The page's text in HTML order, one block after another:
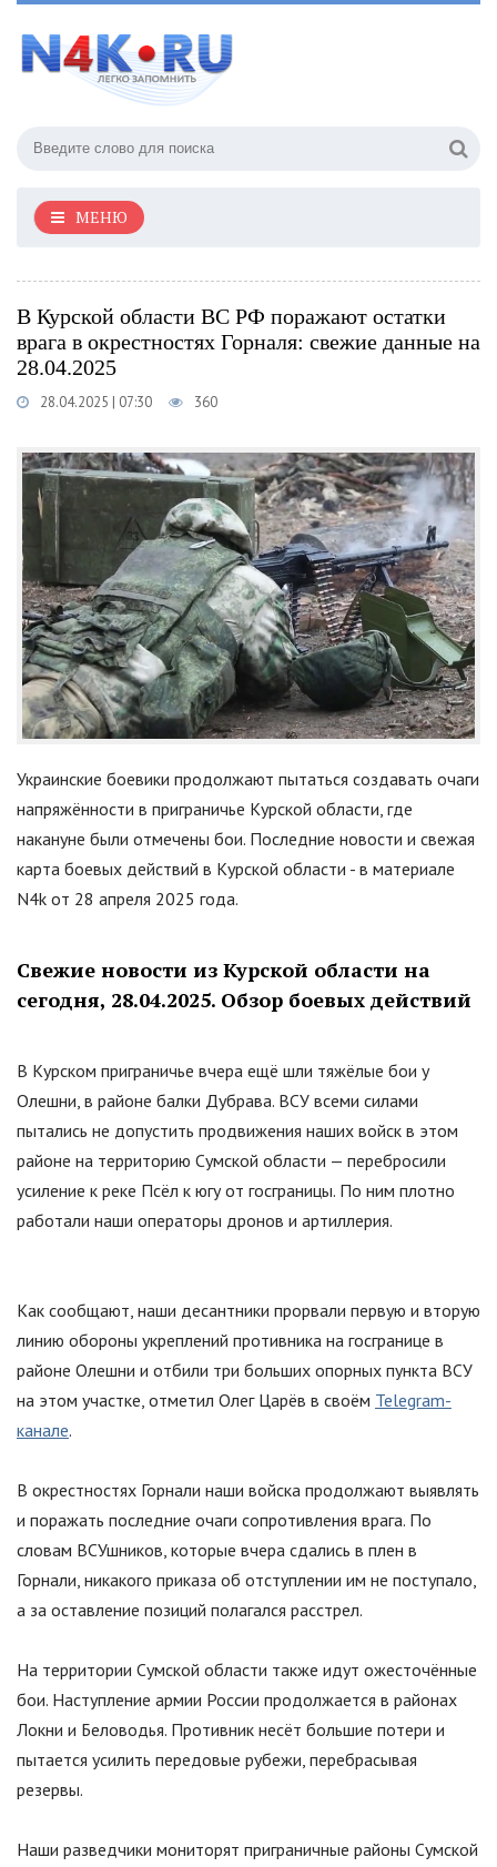
МЕНЮ
В Курской области ВС РФ поражают остатки
врага в окрестностях Горналя: свежие данные на
28.04.2025
28.04.2025 | 07:30 360
Украинские боевики продолжают пытаться создавать очаги
напряжённости в приграничье Курской области, где
накануне были отмечены бои. Последние новости и свежая
карта боевых действий в Курской области - в материале
N4k от 28 апреля 2025 года.
Свежие новости из Курской области на
сегодня, 28.04.2025. Обзор боевых действий
В Курском приграничье вчера ещё шли тяжёлые бои у
Олешни, в районе балки Дубрава. ВСУ всеми силами
пытались не допустить продвижения наших войск в этом
районе на территорию Сумской области — перебросили
усиление к реке Псёл к югу от госграницы. По ним плотно
работали наши операторы дронов и артиллерия.
Как сообщают, наши десантники прорвали первую и вторую
линию обороны укреплений противника на госгранице в
районе Олешни и отбили три больших опорных пункта ВСУ
на этом участке, отметил Олег Царёв в своём Telegram-
канале.
В окрестностях Горнали наши войска продолжают выявлять
и поражать последние очаги сопротивления врага. По
словам ВСУшников, которые вчера сдались в плен в
Горнали, никакого приказа об отступлении им не поступало,
а за оставление позиций полагался расстрел.
На территории Сумской области также идут ожесточённые
бои. Наступление армии России продолжается в районах
Локни и Беловодья. Противник несёт большие потери и
пытается усилить передовые рубежи, перебрасывая
резервы.
Наши разведчики мониторят приграничные районы Сумской